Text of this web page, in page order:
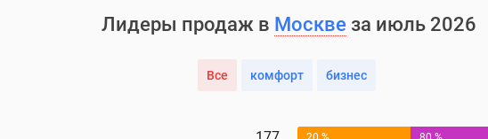
Лидеры продаж в Москве за июль 2026
Все комфорт бизнес